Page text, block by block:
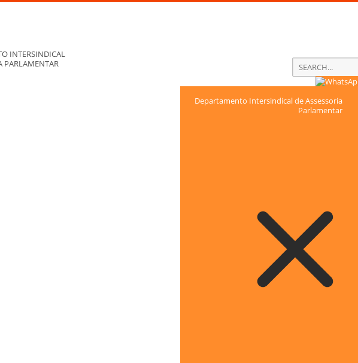
INTERSINDICAL
PARLAMENTAR
Departamento Intersindical de Assessoria
Parlamentar